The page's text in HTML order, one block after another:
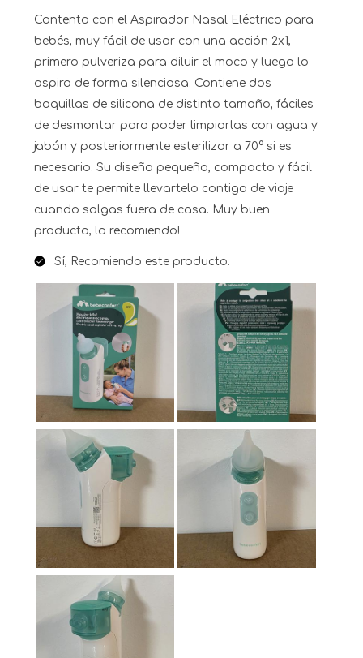
Contento con el Aspirador Nasal Eléctrico para
bebés, muy fácil de usar con una acción 2x1,
primero pulveriza para diluir el moco y luego lo
aspira de forma silenciosa. Contiene dos
boquillas de silicona de distinto tamaño, fáciles
de desmontar para poder limpiarlas con agua y
jabón y posteriormente esterilizar a 70° si es
necesario. Su diseño pequeño, compacto y fácil
de usar te permite llevartelo contigo de viaje
cuando salgas fuera de casa. Muy buen
producto, lo recomiendo!
Sí, Recomiendo este producto.